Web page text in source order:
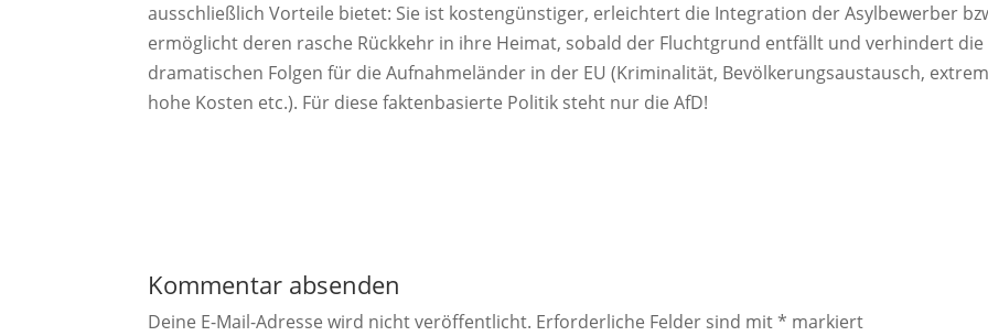
ausschließlich Vorteile bietet: Sie ist kostengünstiger, erleichtert die Integration der Asylbewerber
ermöglicht deren rasche Rückkehr in ihre Heimat, sobald der Fluchtgrund entfällt und verhindert die
dramatischen Folgen für die Aufnahmeländer in der EU (Kriminalität, Bevölkerungsaustausch,
hohe Kosten etc.). Für diese faktenbasierte Politik steht nur die AfD!
Kommentar absenden
Deine E-Mail-Adresse wird nicht veröffentlicht. Erforderliche Felder sind mit* markiert